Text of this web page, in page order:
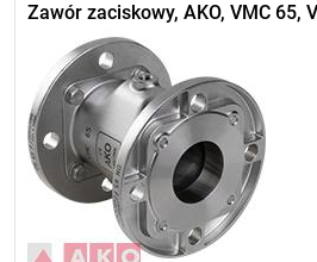
Zawór zaciskowy, AKO, VMC 65,